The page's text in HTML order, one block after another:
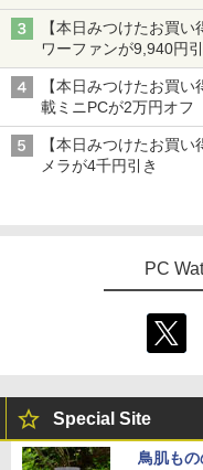
【本日みつけたお買
ワーファンが9,940円
【本日みつけたお買
載ミニPCが2万円オフ
【本日みつけたお買
メラが4千円引き
PC
Special Site
鳥肌も